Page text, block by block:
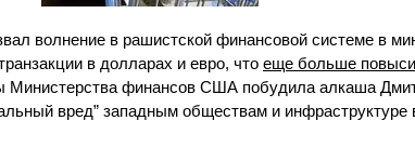
волнение в рашистской финансовой системе в
в долларах и евро, что еще больше
Министерства финансов США побудила алкаша
вред” западным обществам и инфраструктуре